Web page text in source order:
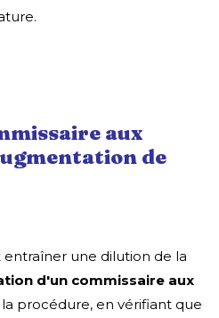
aux
de
une dilution de la
d'un commissaire aux
procédure, en vérifiant que